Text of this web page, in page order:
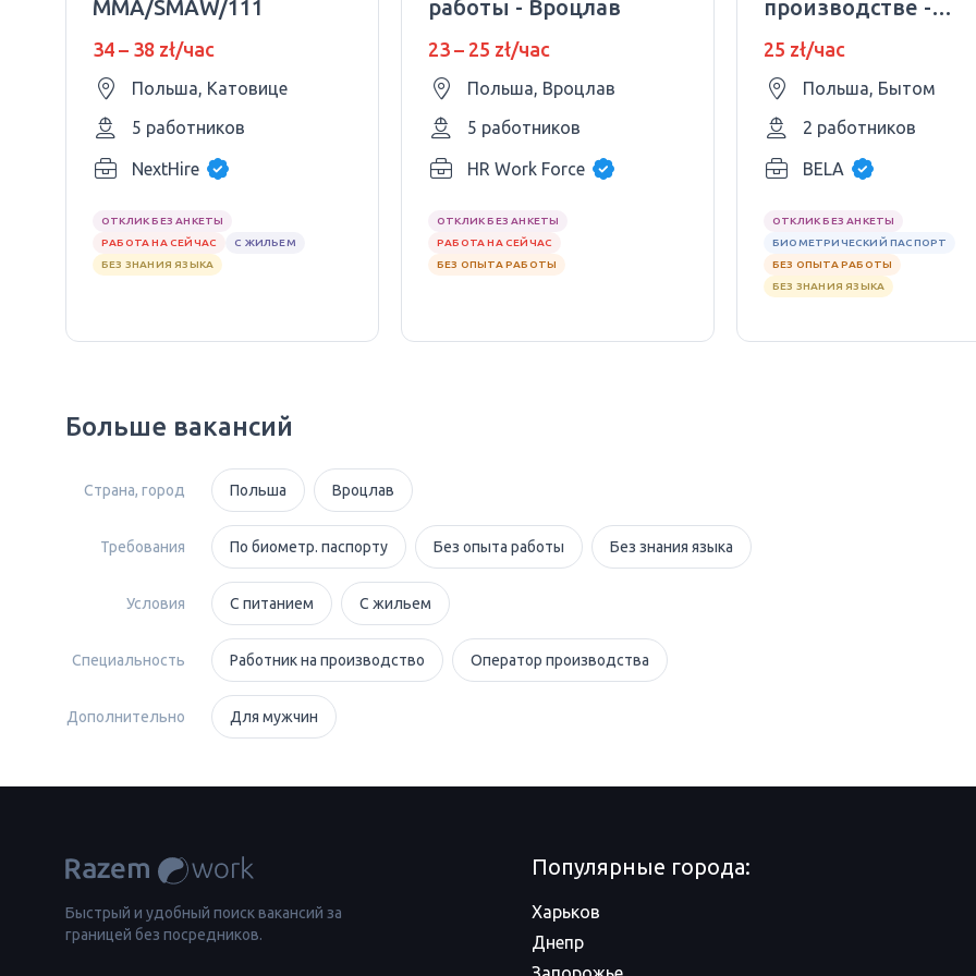
MMA/SMAW/111
34 – 38 zł/час
Польша, Катовице
5 работников
NextHire
ОТКЛИК БЕЗ АНКЕТЫ
РАБОТА НА СЕЙЧАС
С ЖИЛЬЕМ
БЕЗ ЗНАНИЯ ЯЗЫКА
работы - Вроцлав
23 – 25 zł/час
Польша, Вроцлав
5 работников
HR Work Force
ОТКЛИК БЕЗ АНКЕТЫ
РАБОТА НА СЕЙЧАС
БЕЗ ОПЫТА РАБОТЫ
производстве -
алюминиевые
стеклоочистители
25 zł/час
Польша, Бытом
2 работников
BELA
ОТКЛИК БЕЗ АНКЕТЫ
БИОМЕТРИЧЕСКИЙ ПАСПОРТ
БЕЗ ОПЫТА РАБОТЫ
БЕЗ ЗНАНИЯ ЯЗЫКА
Больше вакансий
Страна, город Польша Вроцлав
Требования По биометр. паспорту Без опыта работы Без знания языка
Условия С питанием С жильем
Специальность Работник на производство Оператор производства
Дополнительно Для мужчин
Быстрый и удобный поиск вакансий за
границей без посредников.
Популярные города:
Харьков
Днепр